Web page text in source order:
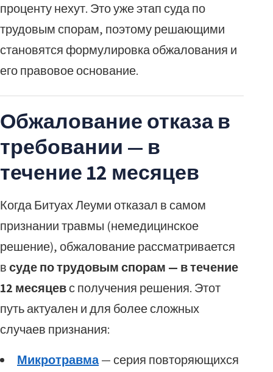
проценту нехут. Это уже этап суда по
трудовым спорам, поэтому решающими
становятся формулировка обжалования и
его правовое основание.
Обжалование отказа в
требовании — в
течение 12 месяцев
Когда Битуах Леуми отказал в самом
признании травмы (немедицинское
решение), обжалование рассматривается
всуде по трудовым спорам — в течение
12 месяцевс получения решения. Этот
путь актуален и для более сложных
случаев признания:
Микротравма— серия повторяющихся